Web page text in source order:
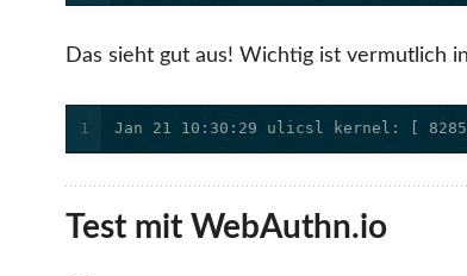
Das sieht gut aus! Wichtig ist vermutlich
1 Jan 21 10:30:29 ulicsl kernel: [
Test mit WebAuthn.io